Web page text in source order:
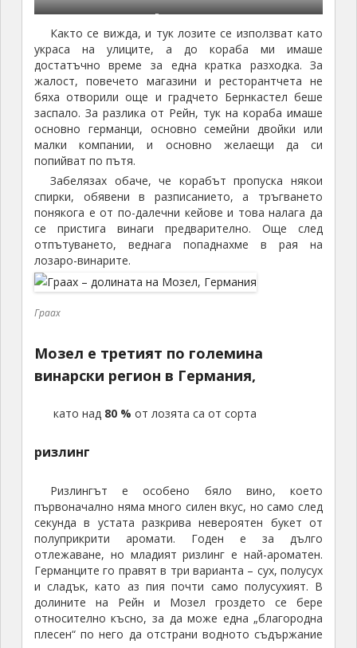
Бернкастел
Както се вижда, и тук лозите се използват като
украса на улиците, а до кораба ми имаше
достатъчно време за една кратка разходка. За
жалост, повечето магазини и ресторантчета не
бяха отворили още и градчето Бернкастел беше
заспало. За разлика от Рейн, тук на кораба имаше
основно германци, основно семейни двойки или
малки компании, и основно желаещи да си
попийват по пътя.
Забелязах обаче, че корабът пропуска някои
спирки, обявени в разписанието, а тръгването
понякога е от по-далечни кейове и това налага да
се пристига винаги предварително. Още след
отпътуването, веднага попаднахме в рая на
лозаро-винарите.
Граах
Мозел е третият по големина
винарски регион в Германия,
като над 80 % от лозята са от сорта
ризлинг
Ризлингът е особено бяло вино, което
първоначално няма много силен вкус, но само след
секунда в устата разкрива невероятен букет от
полуприкрити аромати. Годен е за дълго
отлежаване, но младият ризлинг е най-ароматен.
Германците го правят в три варианта – сух, полусух
и сладък, като аз пия почти само полусухият. В
долините на Рейн и Мозел гроздето се бере
относително късно, за да може една „благородна
плесен“ по него да отстрани водното съдържание